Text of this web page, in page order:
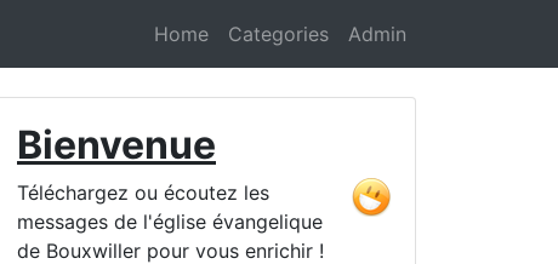
Home Categories Admin
Bienvenue
Téléchargez ou écoutez les
messages de l'église évangelique
de Bouxwiller pour vous enrichir !